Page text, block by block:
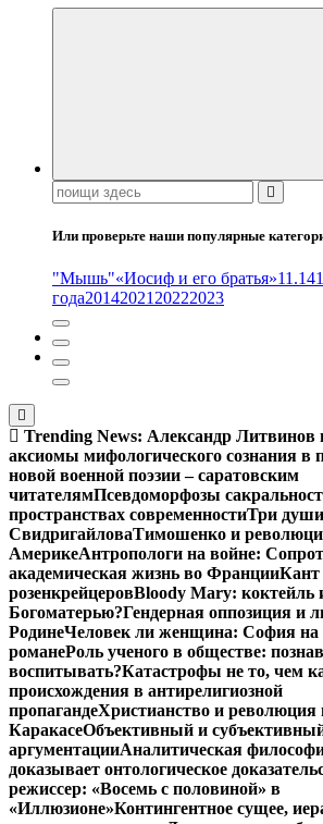
Поиск:
Или проверьте наши популярные
"Мышь"«Иосиф и его братья»11.14
года20142021 20222023
Trending News: Александр Литвинов
аксиомы мифологического сознания в
новой военной поэзии – саратовским
читателямПсевдоморфозы
пространствах современностиТри души
СвидригайловаТимошенко и
АмерикеАнтропологи на войне:
академическая жизнь во ФранцииКант
розенкрейцеровBloody Mary: коктейль
Богоматерью?Гендерная оппозиция и
РодинеЧеловек ли женщина: София на
романеРоль ученого в обществе:
воспитывать?Катастрофы не то, чем
происхождения в антирелигиозной
пропагандеХристианство и революция
КаракасеОбъективный и
аргументацииАналитическая
доказывает онтологическое
режиссер: «Восемь с половиной» в
«Иллюзионе»Контингентное сущее,